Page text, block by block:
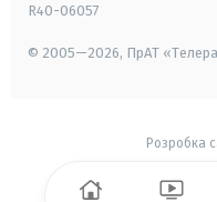
R40-06057
© 2005—2026, ПрАТ
Розробка